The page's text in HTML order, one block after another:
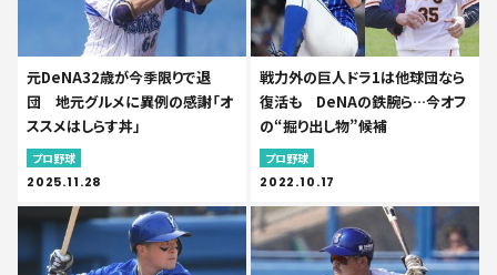
元DeNA32歳が今季限りで退
団 地元グルメに異例の感謝「オ
ススメはしらす丼」
プロ野球
2025.11.28
戦力外の巨人ドラ1は他球団なら
復活も DeNAの鉄腕ら…今オフ
の“掘り出し物”候補
プロ野球
2022.10.17